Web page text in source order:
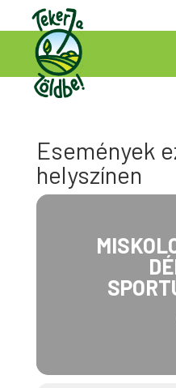
Események
helyszínen